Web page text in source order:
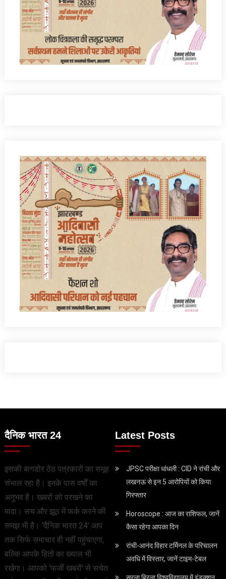
दैनिक भारत 24
इसकी बागडोर ठेठ पत्रकारों का समूह
संभाल रहा है। इनके पास वर्षों का
अनुभव है। खबरों को परखने का
मादा। सच और झूठ में फर्क करने की
समझ भी है। ‘दैनिक भारत 24’ आप
तक सिर्फ समाचार ही नहीं पहुंचाएगा,
बल्कि आपके हितों का ख्याल भी
रखेगा। आपको ‘फर्जी खबरों’ से सचेत
Latest Posts
JPSC परीक्षा धांधली : CID ने रांची और
लखनऊ से इन 5 आरोपियों को किया
गिरफ्तार
Horoscope : आज का राशिफल, जानें
कैसा रहेगा आपका दिन
रांची-आनंद विहार टर्मिनल के परिचालन
अवधि में विस्तार, जानें टाइम-टेबल